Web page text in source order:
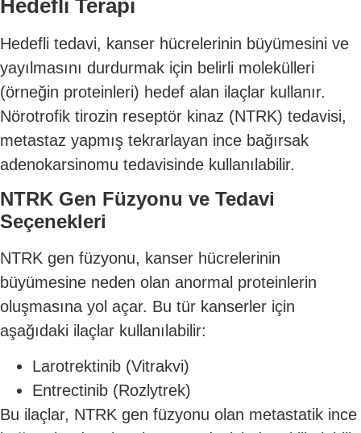
Hedefli Terapi
Hedefli tedavi, kanser hücrelerinin büyümesini ve
yayılmasını durdurmak için belirli molekülleri
(örneğin proteinleri) hedef alan ilaçlar kullanır.
Nörotrofik tirozin reseptör kinaz (NTRK) tedavisi,
metastaz yapmış tekrarlayan ince bağırsak
adenokarsinomu tedavisinde kullanılabilir.
NTRK Gen Füzyonu ve Tedavi
Seçenekleri
NTRK gen füzyonu, kanser hücrelerinin
büyümesine neden olan anormal proteinlerin
oluşmasına yol açar. Bu tür kanserler için
aşağıdaki ilaçlar kullanılabilir:
Larotrektinib (Vitrakvi)
Entrectinib (Rozlytrek)
Bu ilaçlar, NTRK gen füzyonu olan metastatik ince